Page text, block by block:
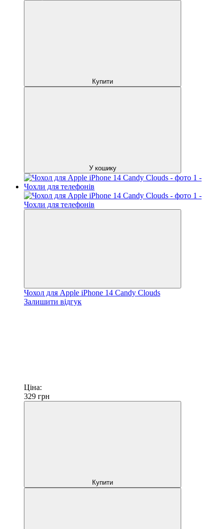
Купити
У кошику
Чохол для Apple iPhone 14 Candy Clouds
Залишити відгук
Ціна:
329 грн
Купити